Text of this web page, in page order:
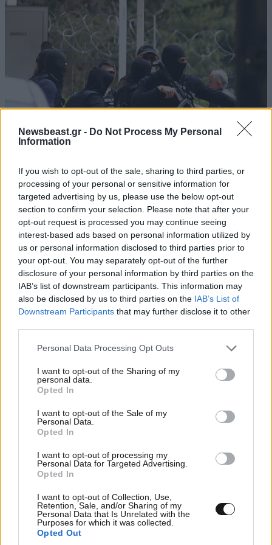
Newsbeast.gr - Do Not Process My Personal
Information
If you wish to opt-out of the sale, sharing to third parties, or
processing of your personal or sensitive information for
targeted advertising by us, please use the below opt-out
section to confirm your selection. Please note that after your
opt-out request is processed you may continue seeing
interest-based ads based on personal information utilized by
us or personal information disclosed to third parties prior to
your opt-out. You may separately opt-out of the further
disclosure of your personal information by third parties on the
IAB’s list of downstream participants. This information may
also be disclosed by us to third parties on the IAB’s List of
Downstream Participants that may further disclose it to other
Please note that this website/app uses one or more Google
not limited to your visit or usage behaviour. You may click to
grant or deny consent to Google and its third-party tags to
use your data for below specified purposes in below Google
consent section.
Personal Data Processing Opt Outs
I want to opt-out of the Sharing of my
personal data.
Opted In
I want to opt-out of the Sale of my
Personal Data.
Opted In
I want to opt-out of processing my
Personal Data for Targeted Advertising.
Opted In
I want to opt-out of Collection, Use,
Retention, Sale, and/or Sharing of my
Personal Data that Is Unrelated with the
Purposes for which it was collected.
Opted Out
Ρε εξυπνακια 15·03·2022 06:06
Για ποια προσφορα μιλας ? Εκτος απο αυτους που
μενουν ευρωπη ολοι οι αλλοι δεν ξερουν που ειναι η
ελλαδα εκτος ελαχοστων εξαιρεσεων .ηξερα
ανθρωπους στη γερμανια που ειχαν 10 χρονια να
μασουρια ασχετε . Απλα πες την αληθεια ψηφαλακια
θελετε πολιτικα τιποτα
Απαντήστε 0
Χαχα! 15·03·2022 00:48
Μην ανησυχεις και οι Ελληνες του εξωτερικου ξερουν
τι παιζει στην Ελλαδα και θα σας ανταμειψουν καλα
στις εκλογες!!
Απαντήστε 0
Φαντάζεσαι ο Μητσοτάκης να διώξει το Δένδια και
Απαντήστε
Νατο 15·03·2022 00:48
6/survivor-5-myriella-kourenti-kai-nafsika-
panagiotakopoulou-estisan-ton-agona-atomikis-
asylias
3 ω. πριν
Η αυτοκρατορία του «Έντικ» και ο «μεγάλος»
που φέρεται να βρίσκεται πίσω του – Τι ορίζει ο
όρος Greek Mafia